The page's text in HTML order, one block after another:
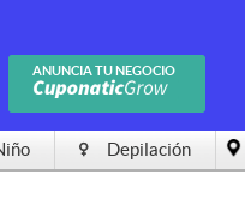
ANUNCIA TU NEGOCIO
Depilación
ANUNCIA TU NEGOCIO
Depilación